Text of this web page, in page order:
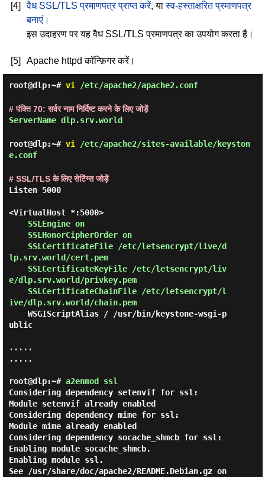
[4] वैध SSL/TLS प्रमाणपत्र प्राप्त करें, यास्व-हस्ताक्षरित प्रमाणपत्र
बनाएं।
इस उदाहरण पर यह वैध SSL/TLS प्रमाणपत्र का उपयोग करता है।
[5] Apache httpd कॉन्फ़िगर करें।
root@dlp:~# vi /etc/apache2/apache2.conf
# पंक्ति 70: सर्वर नाम निर्दिष्ट करने के लिए जोड़ें
ServerName dlp.srv.world
root@dlp:~# vi /etc/apache2/sites-available/keyston
e.conf
# SSL/TLS के लिए सेटिंग्स जोड़ें
Listen 5000
<VirtualHost *:5000>
SSLEngine on
lp.srv.world/cert.pem
e/dlp.srv.world/privkey.pem
ive/dlp.srv.world/chain.pem
ublic
.....
.....
root@dlp:~# a2enmod ssl
Considering dependency setenvif for ssl:
Module setenvif already enabled
Considering dependency mime for ssl:
Module mime already enabled
Considering dependency socache_shmcb for ssl:
Enabling module socache_shmcb.
Enabling module ssl.
See /usr/share/doc/apache2/README.Debian.gz on